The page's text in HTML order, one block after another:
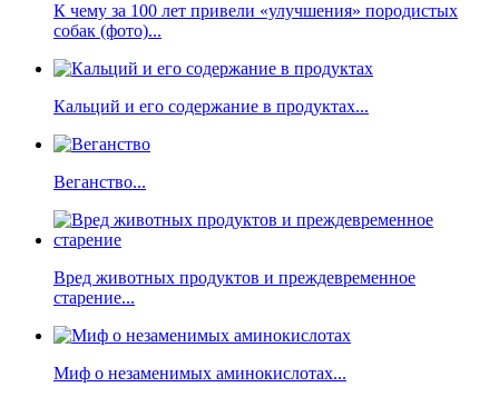
К чему за 100 лет привели «улучшения» породистых
собак (фото)...
Кальций и его содержание в продуктах...
Веганство...
Вред животных продуктов и преждевременное
старение...
Миф о незаменимых аминокислотах...